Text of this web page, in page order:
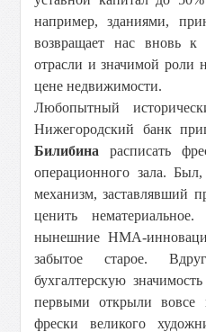
например, зданиями,
возвращает нас вновь к
отрасли и значимой роли
цене недвижимости.
Любопытный
Нижегородский банк
Билибина расписать
операционного зала.
механизм, заставлявший
ценить
нынешние НМА-
забытое старое.
бухгалтерскую
первыми открыли вовсе
фрески великого